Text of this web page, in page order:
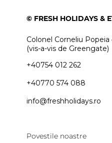
© FRESH HOLIDAYS &
Colonel Corneliu
(vis-a-vis de Greengate)
+40754 012 262
+40770 574 088
info@freshholidays.ro
Povestile noastre